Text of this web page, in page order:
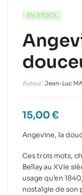
EN STOCK
Auteur: Jean-Luc
15,00 €
Angevine, la
Ces trois mots,
Bellay au XVIe
usage qu’en
nostalgie de son